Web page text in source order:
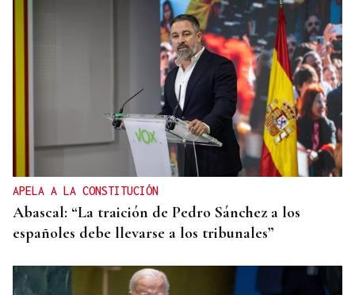
APELA A LA CONSTITUCIÓN
Abascal: “La traición de Pedro Sánchez a los
españoles debe llevarse a los tribunales”